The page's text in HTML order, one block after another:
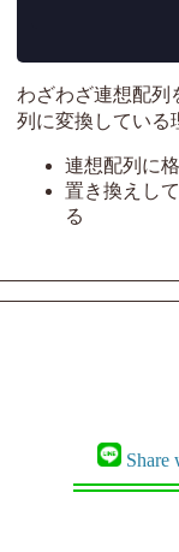
わざわざ連想配列
列に変換している
連想配列に
置き換えし
る
Share